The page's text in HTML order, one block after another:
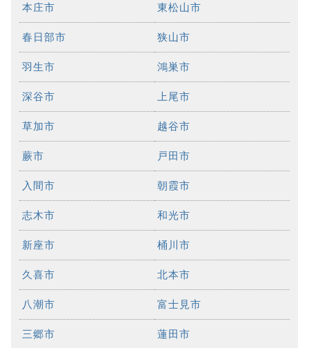
本庄市 東松山市
春日部市 狭山市
羽生市 鴻巣市
深谷市 上尾市
草加市 越谷市
蕨市 戸田市
入間市 朝霞市
志木市 和光市
新座市 桶川市
久喜市 北本市
八潮市 富士見市
三郷市 蓮田市